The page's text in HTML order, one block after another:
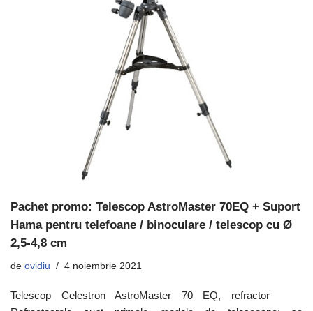
Pachet promo: Telescop AstroMaster 70EQ + Suport
Hama pentru telefoane / binoculare / telescop cu Ø
2,5-4,8 cm
de ovidiu 4 noiembrie 2021
Telescop Celestron AstroMaster 70 EQ, refractor